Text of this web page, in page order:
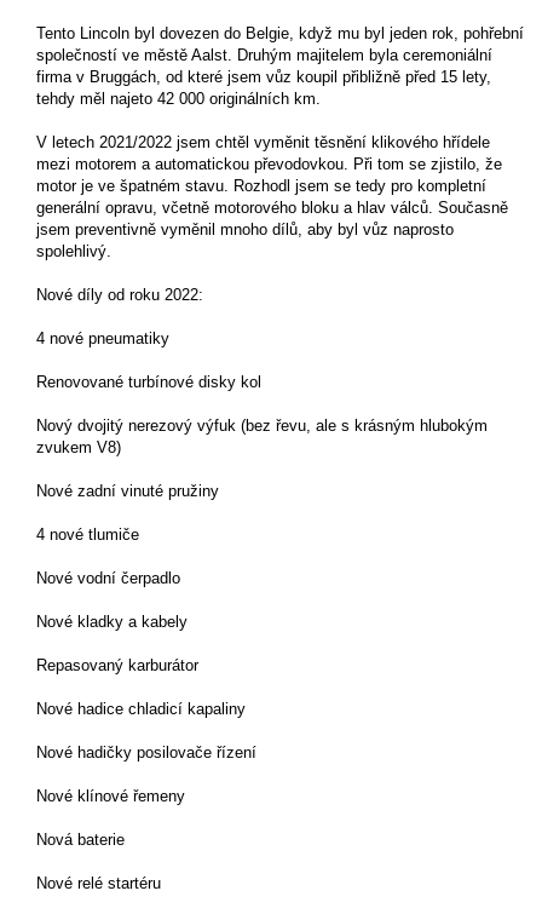
Tento Lincoln byl dovezen do Belgie, když mu byl jeden rok, pohřební
společností ve městě Aalst. Druhým majitelem byla ceremoniální
firma v Bruggách, od které jsem vůz koupil přibližně před 15 lety,
tehdy měl najeto 42 000 originálních km.
V letech 2021/2022 jsem chtěl vyměnit těsnění klikového hřídele
mezi motorem a automatickou převodovkou. Při tom se zjistilo, že
motor je ve špatném stavu. Rozhodl jsem se tedy pro kompletní
generální opravu, včetně motorového bloku a hlav válců. Současně
jsem preventivně vyměnil mnoho dílů, aby byl vůz naprosto
spolehlivý.
Nové díly od roku 2022:
4 nové pneumatiky
Renovované turbínové disky kol
Nový dvojitý nerezový výfuk (bez řevu, ale s krásným hlubokým
zvukem V8)
Nové zadní vinuté pružiny
4 nové tlumiče
Nové vodní čerpadlo
Nové kladky a kabely
Repasovaný karburátor
Nové hadice chladicí kapaliny
Nové hadičky posilovače řízení
Nové klínové řemeny
Nová baterie
Nové relé startéru